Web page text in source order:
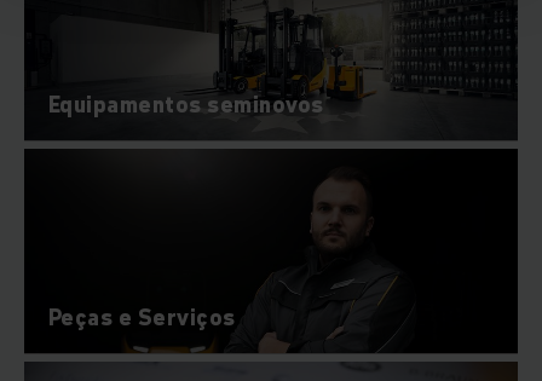
Equipamentos seminovos
Peças e Serviços